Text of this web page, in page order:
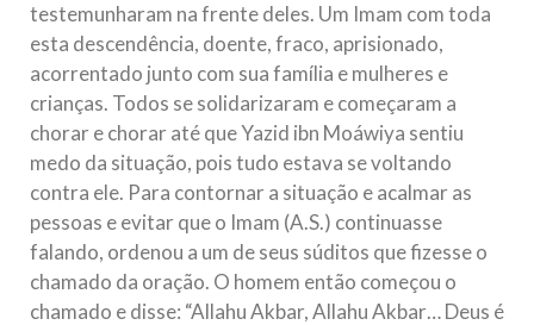
testemunharam na frente deles. Um Imam com toda
esta descendência, doente, fraco, aprisionado,
acorrentado junto com sua família e mulheres e
crianças. Todos se solidarizaram e começaram a
chorar e chorar até que Yazid ibn Moáwiya sentiu
medo da situação, pois tudo estava se voltando
contra ele. Para contornar a situação e acalmar as
pessoas e evitar que o Imam (A.S.) continuasse
falando, ordenou a um de seus súditos que fizesse o
chamado da oração. O homem então começou o
chamado e disse: “Allahu Akbar, Allahu Akbar… Deus é